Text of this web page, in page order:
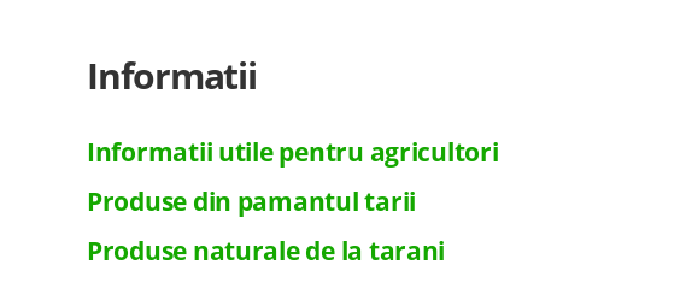
Informatii
Informatii utile pentru agricultori
Produse din pamantul tarii
Produse naturale de la tarani